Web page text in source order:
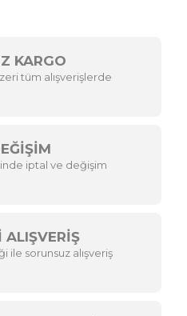
KARGO
tüm alışverişlerde
iptal ve değişim
ALIŞVERİŞ
ile sorunsuz alışveriş